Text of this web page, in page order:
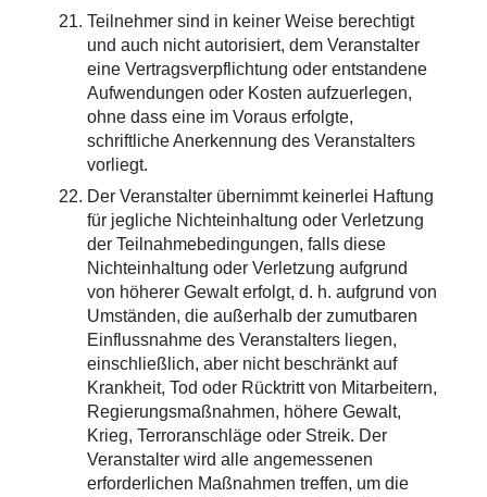
Teilnehmer sind in keiner Weise berechtigt
und auch nicht autorisiert, dem Veranstalter
eine Vertragsverpflichtung oder entstandene
Aufwendungen oder Kosten aufzuerlegen,
ohne dass eine im Voraus erfolgte,
schriftliche Anerkennung des Veranstalters
vorliegt.
Der Veranstalter übernimmt keinerlei Haftung
für jegliche Nichteinhaltung oder Verletzung
der Teilnahmebedingungen, falls diese
Nichteinhaltung oder Verletzung aufgrund
von höherer Gewalt erfolgt, d. h. aufgrund von
Umständen, die außerhalb der zumutbaren
Einflussnahme des Veranstalters liegen,
einschließlich, aber nicht beschränkt auf
Krankheit, Tod oder Rücktritt von Mitarbeitern,
Regierungsmaßnahmen, höhere Gewalt,
Krieg, Terroranschläge oder Streik. Der
Veranstalter wird alle angemessenen
erforderlichen Maßnahmen treffen, um die